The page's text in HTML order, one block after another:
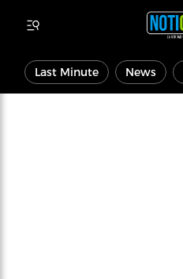
Last Minute News